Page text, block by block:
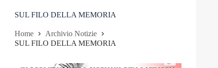
SUL FILO DELLA MEMORIA
Home
Archivio Notizie
SUL FILO DELLA MEMORIA